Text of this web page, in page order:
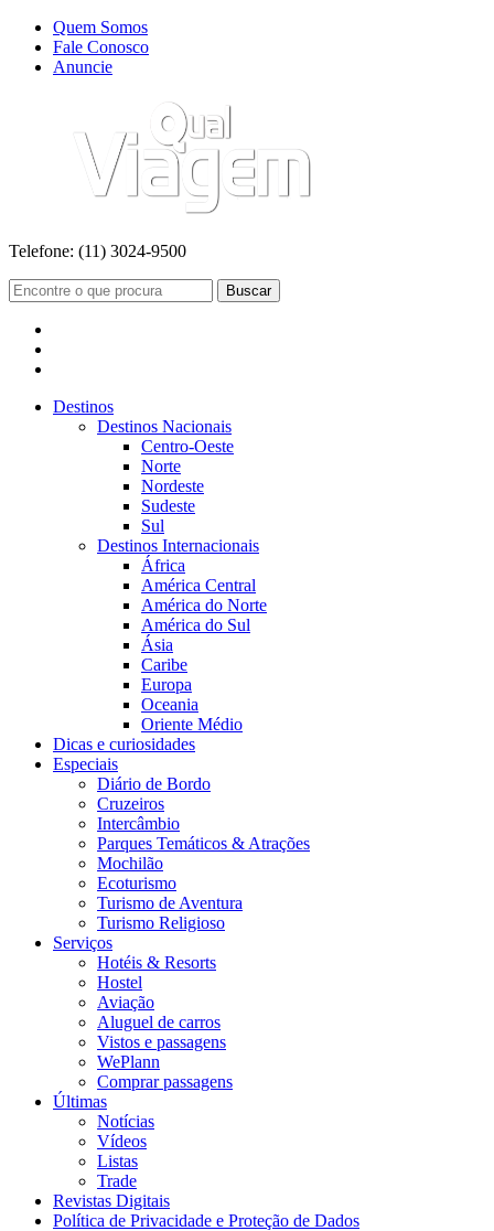
Quem Somos
Fale Conosco
Anuncie
Telefone: (11) 3024-9500
Buscar
Destinos
Destinos Nacionais
Centro-Oeste
Norte
Nordeste
Sudeste
Sul
Destinos Internacionais
África
América Central
América do Norte
América do Sul
Ásia
Caribe
Europa
Oceania
Oriente Médio
Dicas e curiosidades
Especiais
Diário de Bordo
Cruzeiros
Intercâmbio
Parques Temáticos & Atrações
Mochilão
Ecoturismo
Turismo de Aventura
Turismo Religioso
Serviços
Hotéis & Resorts
Hostel
Aviação
Aluguel de carros
Vistos e passagens
WePlann
Comprar passagens
Últimas
Notícias
Vídeos
Listas
Trade
Revistas Digitais
Política de Privacidade e Proteção de Dados